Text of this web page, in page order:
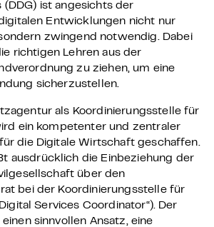
(DDG) ist angesichts der
Entwicklungen nicht nur
zwingend notwendig. Dabei
richtigen Lehren aus der
zu ziehen, um eine
sicherzustellen.
als Koordinierungsstelle für
ein kompetenter und zentraler
die Digitale Wirtschaft geschaffen.
ausdrücklich die Einbeziehung der
über den
bei der Koordinierungsstelle für
Services Coordinator“). Der
einen sinnvollen Ansatz, eine